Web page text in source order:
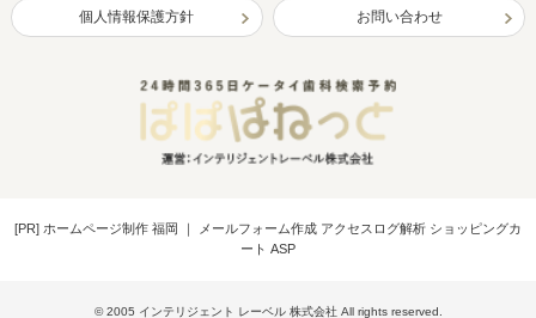
個人情報保護方針 お問い合わせ
[PR] ホームページ制作 福岡
メールフォーム作成 アクセスログ解析 ショッピングカ
ート ASP
© 2005 インテリジェント レーベル 株式会社 All rights reserved.